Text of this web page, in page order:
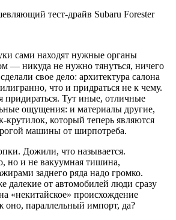
сами находят нужные органы
— никуда не нужно тянуться, ничего
свое дело: архитектура салона
что и придраться не к чему.
придираться. Тут иные, отличные
ощущения: и материалы другие,
крутилок, который теперь являются
машины от ширпотреба.
Дожили, что называется.
но и не вакуумная тишина,
заднего ряда надо громко.
далекие от автомобилей люди сразу
«некитайское» происхождение
параллельный импорт, да?